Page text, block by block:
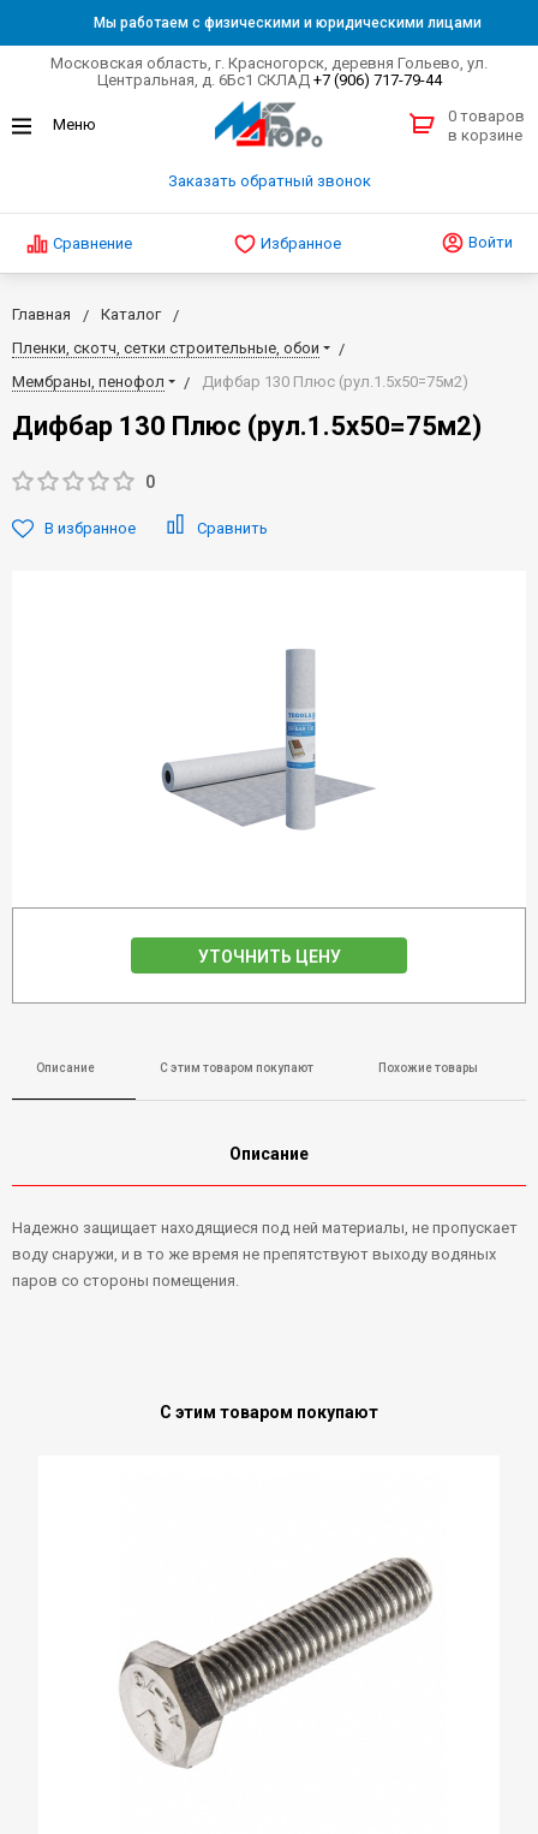
Мы работаем с физическими и юридическими лицами
Московская область, г. Красногорск, деревня Гольево, ул.
Центральная, д. 6Бс1 СКЛАД +7 (906) 717-79-44
Заказать обратный звонок
0 товаров
в корзине
Сравнение Избранное Войти
Главная
Каталог
Пленки, скотч, сетки строительные, обои
Мембраны, пенофол
Дифбар 130 Плюс (рул.1.5х50=75м2)
Дифбар 130 Плюс (рул.1.5х50=75м2)
0
В избранное Сравнить
УТОЧНИТЬ ЦЕНУ
Описание С этим товаром покупают Похожие товары
Описание
Надежно защищает находящиеся под ней материалы, не пропускает
воду снаружи, и в то же время не препятствуют выходу водяных
паров со стороны помещения.
С этим товаром покупают